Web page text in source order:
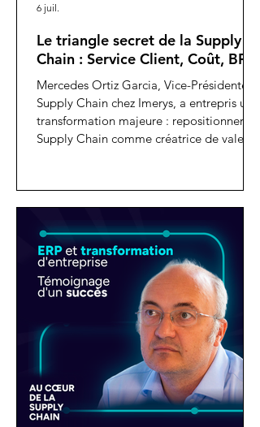
Le triangle secret de la Supply
Chain : Service Client, Coût, BFR
Mercedes Ortiz Garcia, Vice-Présidente
Supply Chain chez Imerys, a entrepris une
transformation majeure : repositionner la
Supply Chain comme créatrice de valeur
le triangle clé de la Supply Chain : service
client, optimisation des coûts et BFR
(working capital)
6 juil.